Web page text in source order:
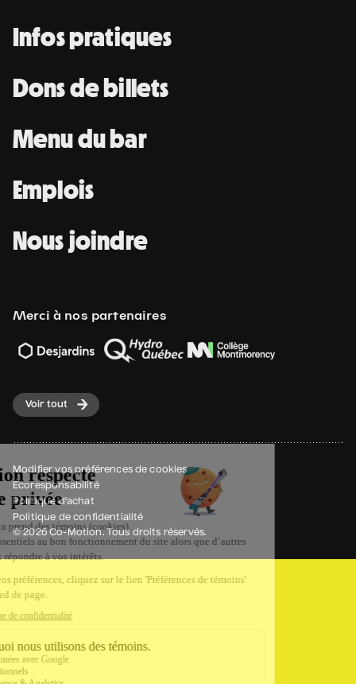
Infos pratiques
Dons de billets
Menu du bar
Emplois
Nous joindre
Merci à nos partenaires
Voir tout
© 2026 Co-Motion. Tous droits réservés.
Écoresponsabilité
Politique d'achat
Politique de confidentialité
Modifier vos préférences de cookies